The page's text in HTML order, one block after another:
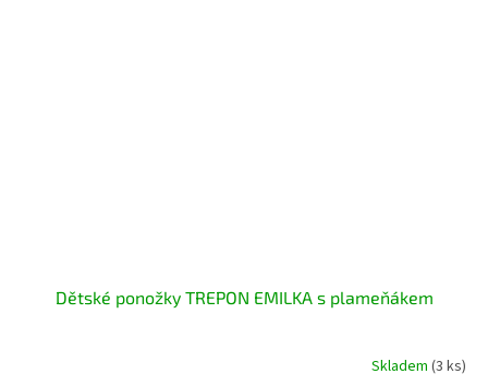
Dětské ponožky TREPON EMILKA s plameňákem
Skladem (3 ks)